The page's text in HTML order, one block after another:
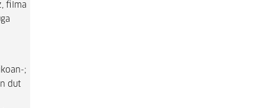
filma
;
dut